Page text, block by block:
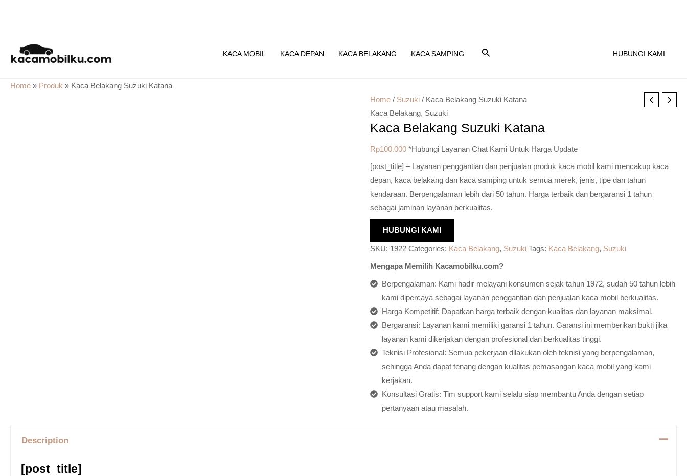
content
KACA MOBIL KACA DEPAN KACA BELAKANG KACA SAMPING HUBUNGI KAMI
Home » Produk » Kaca Belakang Suzuki Katana
Home / Suzuki / Kaca Belakang Suzuki Katana
Kaca Belakang, Suzuki
Kaca Belakang Suzuki Katana
Rp100.000 *Hubungi Layanan Chat Kami Untuk Harga Update
[post_title] – Layanan penggantian dan penjualan produk kaca mobil kami mencakup kaca
depan, kaca belakang dan kaca samping untuk semua merek, jenis, tipe dan tahun
kendaraan. Berpengalaman lebih dari 50 tahun. Harga terbaik dan bergaransi 1 tahun
sebagai jaminan layanan berkualitas.
HUBUNGI KAMI
SKU: 1922 Categories: Kaca Belakang, Suzuki Tags: Kaca Belakang, Suzuki
Mengapa Memilih Kacamobilku.com?
Berpengalaman: Kami hadir melayani konsumen sejak tahun 1972, sudah 50 tahun lebih
kami dipercaya sebagai layanan penggantian dan penjualan kaca mobil berkualitas.
Harga Kompetitif: Dapatkan harga terbaik dengan kualitas dan layanan maksimal.
Bergaransi: Layanan kami memiliki garansi 1 tahun. Garansi ini memberikan bukti jika
layanan kami dikerjakan dengan profesional dan berkualitas tinggi.
Teknisi Profesional: Semua pekerjaan dilakukan oleh teknisi yang berpengalaman,
sehingga Anda dapat tenang dengan kualitas pemasangan kaca mobil yang kami
kerjakan.
Konsultasi Gratis: Tim support kami selalu siap membantu Anda dengan setiap
pertanyaan atau masalah.
Description
[post_title]